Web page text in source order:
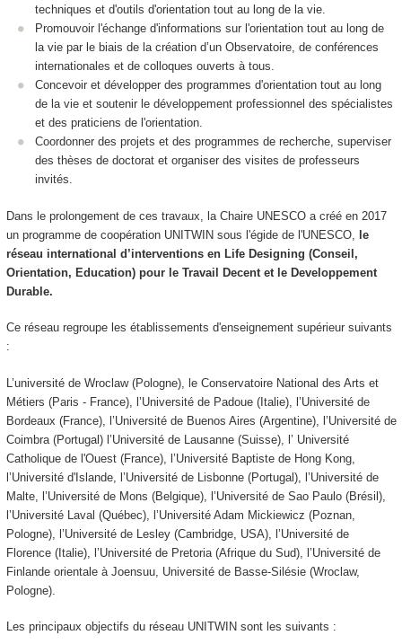
techniques et d'outils d'orientation tout au long de la vie.
Promouvoir l'échange d'informations sur l'orientation tout au long de
la vie par le biais de la création d’un Observatoire, de conférences
internationales et de colloques ouverts à tous.
Concevoir et développer des programmes d'orientation tout au long
de la vie et soutenir le développement professionnel des spécialistes
et des praticiens de l'orientation.
Coordonner des projets et des programmes de recherche, superviser
des thèses de doctorat et organiser des visites de professeurs
invités.
Dans le prolongement de ces travaux, la Chaire UNESCO a créé en 2017
un programme de coopération UNITWIN sous l'égide de l'UNESCO,
le
réseau international d’interventions en Life Designing (Conseil,
Orientation, Education) pour le Travail Decent et le Developpement
Durable.
Ce réseau regroupe les établissements d'enseignement supérieur suivants
:
L’université de Wroclaw (Pologne), le Conservatoire National des Arts et
Métiers (Paris - France), l’Université de Padoue (Italie), l’Université de
Bordeaux (France), l’Université de Buenos Aires (Argentine), l’Université de
Coimbra (Portugal) l’Université de Lausanne (Suisse), l’ Université
Catholique de l'Ouest (France), l’Université Baptiste de Hong Kong,
l’Université d'Islande, l’Université de Lisbonne (Portugal), l’Université de
Malte, l’Université de Mons (Belgique), l’Université de Sao Paulo (Brésil),
l’Université Laval (Québec), l’Université Adam Mickiewicz (Poznan,
Pologne), l’Université de Lesley (Cambridge, USA), l’Université de
Florence (Italie), l’Université de Pretoria (Afrique du Sud), l’Université de
Finlande orientale à Joensuu, Université de Basse-Silésie (Wroclaw,
Pologne).
Les principaux objectifs du réseau UNITWIN sont les suivants :